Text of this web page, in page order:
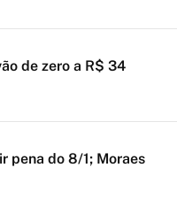
de zero a R$ 34
pena do 8/1; Moraes